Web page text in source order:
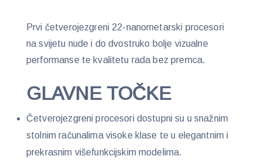
Prvi četverojezgreni 22-nanometarski procesori
na svijetu nude i do dvostruko bolje vizualne
performanse te kvalitetu rada bez premca.
GLAVNE TOČKE
Četverojezgreni procesori dostupni su u snažnim
stolnim računalima visoke klase te u elegantnim i
prekrasnim višefunkcijskim modelima.